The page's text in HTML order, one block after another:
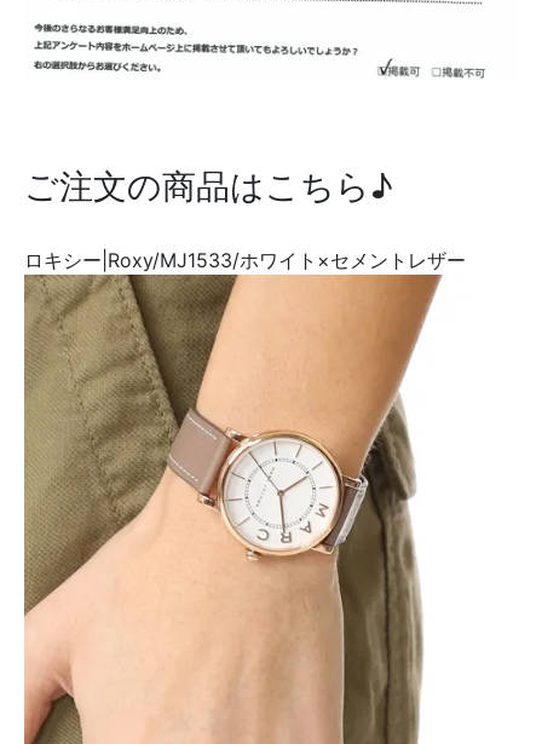
ご注文の商品はこちら♪
ロキシー|Roxy/MJ1533/ホワイト×セメントレザー